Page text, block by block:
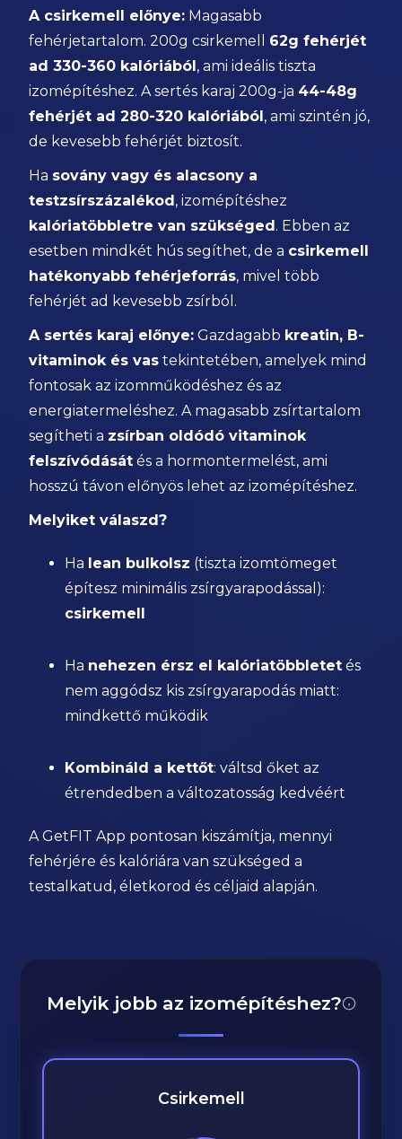
A csirkemell előnye: Magasabb
fehérjetartalom. 200g csirkemell 62g fehérjét
ad 330-360 kalóriából, ami ideális tiszta
izomépítéshez. A sertés karaj 200g-ja 44-48g
fehérjét ad 280-320 kalóriából, ami szintén jó,
de kevesebb fehérjét biztosít.
Ha sovány vagy és alacsony a
testzsírszázalékod, izomépítéshez
kalóriatöbbletre van szükséged. Ebben az
esetben mindkét hús segíthet, de a csirkemell
hatékonyabb fehérjeforrás, mivel több
fehérjét ad kevesebb zsírból.
A sertés karaj előnye: Gazdagabb kreatin, B-
vitaminok és vas tekintetében, amelyek mind
fontosak az izomműködéshez és az
energiatermeléshez. A magasabb zsírtartalom
segítheti a zsírban oldódó vitaminok
felszívódását és a hormontermelést, ami
hosszú távon előnyös lehet az izomépítéshez.
Melyiket válaszd?
Ha lean bulkolsz (tiszta izomtömeget
építesz minimális zsírgyarapodással):
csirkemell
Ha nehezen érsz el kalóriatöbbletet és
nem aggódsz kis zsírgyarapodás miatt:
mindkettő működik
Kombináld a kettőt: váltsd őket az
étrendedben a változatosság kedvéért
A GetFIT App pontosan kiszámítja, mennyi
fehérjére és kalóriára van szükséged a
testalkatud, életkorod és céljaid alapján.
Melyik jobb az izomépítéshez?
Csirkemell